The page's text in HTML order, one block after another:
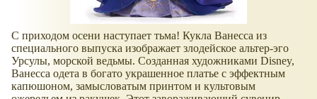
С приходом осени наступает тьма! Кукла Ванесса из
специального выпуска изображает злодейское альтер-эго
Урсулы, морской ведьмы. Созданная художниками Disney,
Ванесса одета в богато украшенное платье с эффектным
капюшоном, замысловатым принтом и культовым